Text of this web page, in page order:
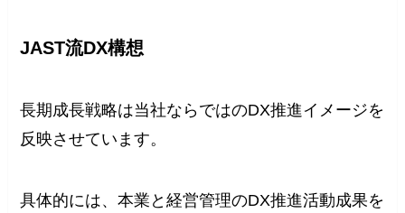
JAST流DX構想
長期成長戦略は当社ならではのDX推進イメージを
反映させています。
具体的には、本業と経営管理のDX推進活動成果を